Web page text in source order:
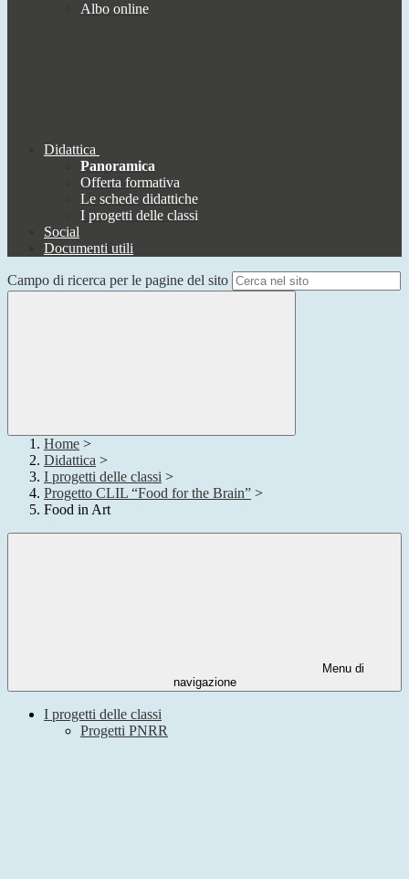
Albo online
Didattica
Panoramica
Offerta formativa
Le schede didattiche
I progetti delle classi
Social
Documenti utili
Campo di ricerca per le pagine del sito
Home >
Didattica >
I progetti delle classi >
Progetto CLIL “Food for the Brain” >
Food in Art
Menu di
navigazione
I progetti delle classi
Progetti PNRR